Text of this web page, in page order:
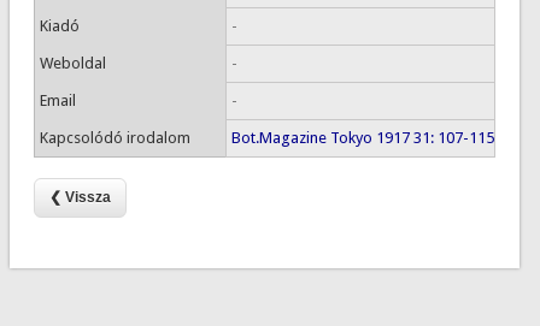
Kiadó -
Weboldal -
Email -
Kapcsolódó irodalom Bot.Magazine Tokyo 1917 31: 107-115